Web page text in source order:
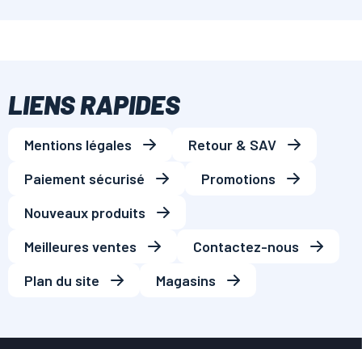
LIENS RAPIDES
Mentions légales
Retour & SAV
Paiement sécurisé
Promotions
Nouveaux produits
Meilleures ventes
Contactez-nous
Plan du site
Magasins